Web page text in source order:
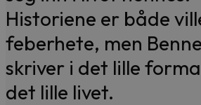
Historiene er både
feberhete, men
skriver i det lille
det lille livet.